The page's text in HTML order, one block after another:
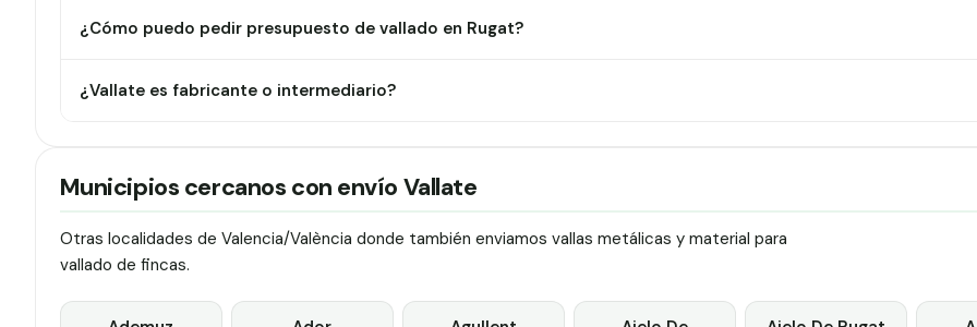
¿Cómo puedo pedir presupuesto de vallado en Rugat?
¿Vallate es fabricante o intermediario?
Municipios cercanos con envío Vallate
Otras localidades de Valencia/València donde también enviamos vallas metálicas y material para
vallado de fincas.